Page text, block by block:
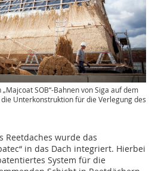
SOB“-Bahnen von Siga auf dem
Unterkonstruktion für die Verlegung des
Reetdaches wurde das
in das Dach integriert. Hierbei
System für die